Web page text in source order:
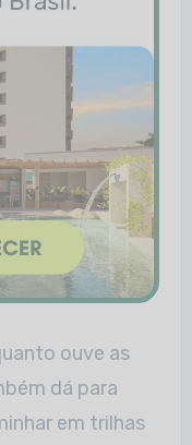
ouve as
dá para
em trilhas